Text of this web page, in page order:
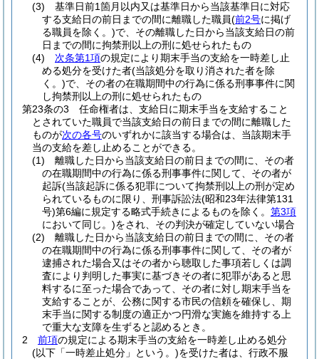
(3)
基準日前1箇月以内又は基準日から当該基準日に対応
する支給日の前日までの間に離職した職員(前2号に掲げ
る職員を除く。)で、その離職した日から当該支給日の前
日までの間に拘禁刑以上の刑に処せられたもの
(4)
次条第1項の規定により期末手当の支給を一時差し止
める処分を受けた者(当該処分を取り消された者を除
く。)で、その者の在職期間中の行為に係る刑事事件に関
し拘禁刑以上の刑に処せられたもの
第23条の3
任命権者は、支給日に期末手当を支給すること
とされていた職員で当該支給日の前日までの間に離職した
ものが次の各号のいずれかに該当する場合は、当該期末手
当の支給を差し止めることができる。
(1)
離職した日から当該支給日の前日までの間に、その者
の在職期間中の行為に係る刑事事件に関して、その者が
起訴(当該起訴に係る犯罪について拘禁刑以上の刑が定め
られているものに限り、刑事訴訟法(昭和23年法律第131
号)第6編に規定する略式手続きによるものを除く。 第3項
において同じ。)をされ、その判決が確定していない場合
(2)
離職した日から当該支給日の前日までの間に、その者
の在職期間中の行為に係る刑事事件に関して、その者が
逮捕された場合又はその者から聴取した事項若しくは調
査により判明した事実に基づきその者に犯罪があると思
料するに至った場合であって、その者に対し期末手当を
支給することが、公務に関する市民の信頼を確保し、期
末手当に関する制度の適正かつ円滑な実施を維持する上
で重大な支障を生ずると認めるとき。
2
前項の規定による期末手当の支給を一時差し止める処分
(以下「一時差止処分」という。)を受けた者は、行政不服